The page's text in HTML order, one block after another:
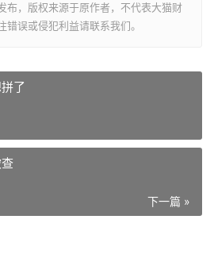
布，版权来源于原作者，不代表大猫财
误或侵犯利益请联系我们。
了
下一篇 »